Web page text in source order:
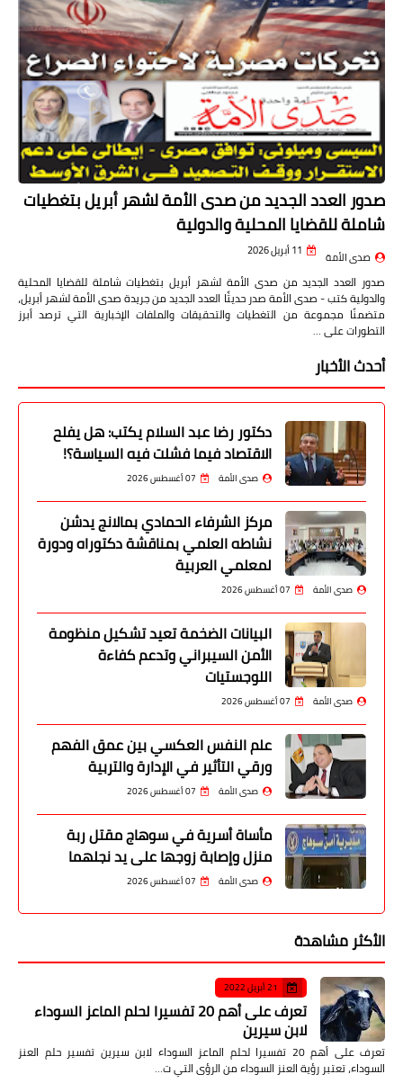
صدور العدد الجديد من صدى الأمة لشهر أبريل بتغطيات
شاملة للقضايا المحلية والدولية
صدى الأمة 11 أبريل 2026
صدور العدد الجديد من صدى الأمة لشهر أبريل بتغطيات شاملة للقضايا المحلية
والدولية كتب - صدى الأمة صدر حديثًا العدد الجديد من جريدة صدى الأمة لشهر أبريل،
متضمنًا مجموعة من التغطيات والتحقيقات والملفات الإخبارية التي ترصد أبرز
التطورات على …
أحدث الأخبار
دكتور رضا عبد السلام يكتب: هل يفلح
الاقتصاد فيما فشلت فيه السياسة؟!
صدى الأمة 07 أغسطس 2026
مركز الشرفاء الحمادي بمالانج يدشن
نشاطه العلمي بمناقشة دكتوراه ودورة
لمعلمي العربية
صدى الأمة 07 أغسطس 2026
البيانات الضخمة تعيد تشكيل منظومة
الأمن السيبراني وتدعم كفاءة
اللوجستيات
صدى الأمة 07 أغسطس 2026
علم النفس العكسي بين عمق الفهم
ورقي التأثير في الإدارة والتربية
صدى الأمة 07 أغسطس 2026
مأساة أسرية في سوهاج مقتل ربة
منزل وإصابة زوجها على يد نجلهما
صدى الأمة 07 أغسطس 2026
الأكثر مشاهدة
21 أبريل 2022
تعرف على أهم 20 تفسيرا لحلم الماعز السوداء
لابن سيرين
تعرف على أهم 20 تفسيرا لحلم الماعز السوداء لابن سيرين تفسير حلم العنز
السوداء، تعتبر رؤية العنز السوداء من الرؤى التي ت…